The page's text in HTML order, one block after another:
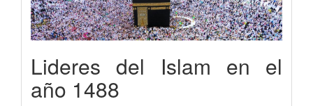
Lideres del Islam en el
año 1488